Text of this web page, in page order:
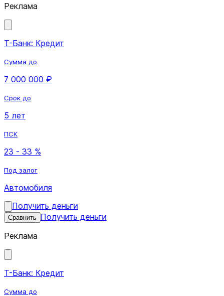
Реклама
Т-Банк: Кредит
Сумма до
7 000 000 ₽
Срок до
5 лет
ПСК
23 - 33 %
Под залог
Автомобиля
Получить деньги
Сравнить Получить деньги
Реклама
Т-Банк: Кредит
Сумма до